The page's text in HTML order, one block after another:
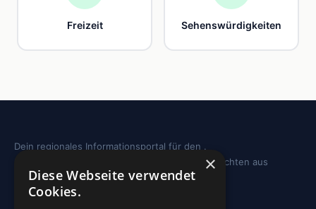
Freizeit Sehenswürdigkeiten
Dein regionales Informationsportal für den .
Sehenswürdigkeiten, Ausflugstipps und Geschichten aus
deiner Region.
×
Diese Webseite verwendet
Cookies.